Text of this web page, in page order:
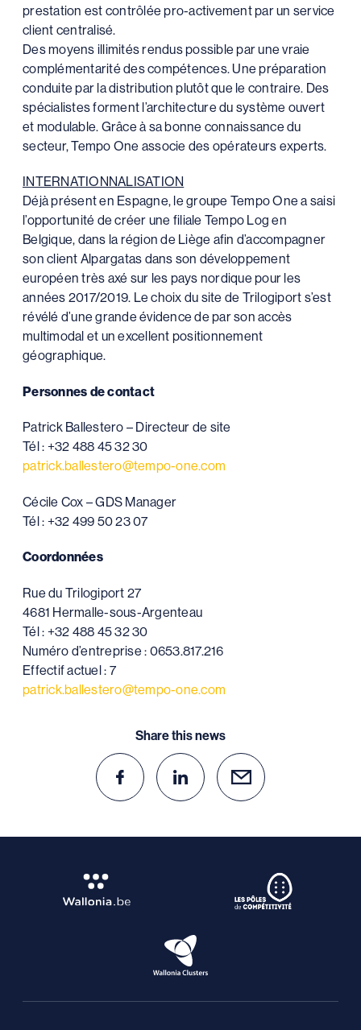
prestation est contrôlée pro-activement par un service
client centralisé.
Des moyens illimités rendus possible par une vraie
complémentarité des compétences. Une préparation
conduite par la distribution plutôt que le contraire. Des
spécialistes forment l’architecture du système ouvert
et modulable. Grâce à sa bonne connaissance du
secteur, Tempo One associe des opérateurs experts.
INTERNATIONNALISATION
Déjà présent en Espagne, le groupe Tempo One a saisi
l’opportunité de créer une filiale Tempo Log en
Belgique, dans la région de Liège afin d’accompagner
son client Alpargatas dans son développement
européen très axé sur les pays nordique pour les
années 2017/2019. Le choix du site de Trilogiport s’est
révélé d’une grande évidence de par son accès
multimodal et un excellent positionnement
géographique.
Personnes de contact
Patrick Ballestero – Directeur de site
Tél : +32 488 45 32 30
patrick.ballestero@tempo-one.com
Cécile Cox – GDS Manager
Tél : +32 499 50 23 07
Coordonnées
Rue du Trilogiport 27
4681 Hermalle-sous-Argenteau
Tél : +32 488 45 32 30
Numéro d’entreprise : 0653.817.216
Effectif actuel : 7
patrick.ballestero@tempo-one.com
Share this news